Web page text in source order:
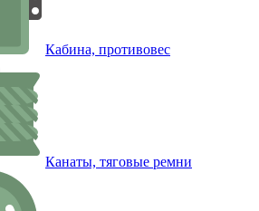
Кабина, противовес
Канаты, тяговые ремни